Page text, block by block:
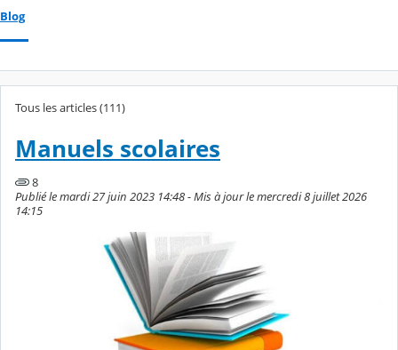
Blog
Tous les articles (111)
Manuels scolaires
8
Publié le mardi 27 juin 2023 14:48 - Mis à jour le mercredi 8 juillet 2026
14:15